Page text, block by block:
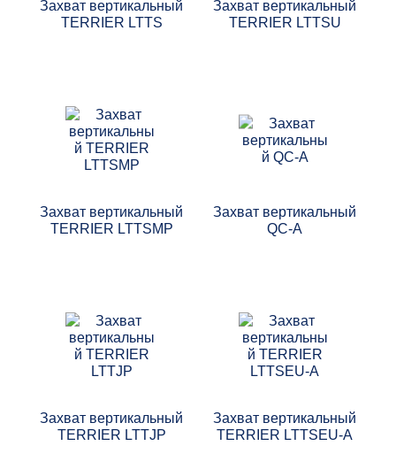
Тали
Каталог Haklift
Каталог GreenPin
Захват вертикальный
TERRIER LTTS
Захват вертикальный
TERRIER LTTSU
Захват вертикальный
TERRIER LTTSMP
Захват вертикальный
QC-A
Захват вертикальный
TERRIER LTTJP
Захват вертикальный
TERRIER LTTSEU-A